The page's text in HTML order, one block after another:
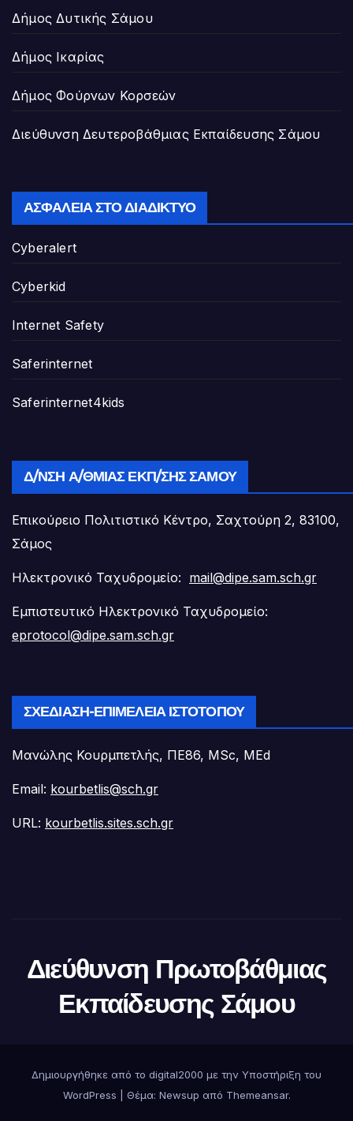
Δήμος Δυτικής Σάμου
Δήμος Ικαρίας
Δήμος Φούρνων Κορσεών
Διεύθυνση Δευτεροβάθμιας Εκπαίδευσης Σάμου
ΑΣΦΆΛΕΙΑ ΣΤΟ ΔΙΑΔΊΚΤΥΟ
Cyberalert
Cyberkid
Internet Safety
Saferinternet
Saferinternet4kids
Δ/ΝΣΗ Α/ΘΜΙΑΣ ΕΚΠ/ΣΗΣ ΣΆΜΟΥ
Επικούρειο Πολιτιστικό Κέντρο, Σαχτούρη 2, 83100,
Σάμος
Ηλεκτρονικό Ταχυδρομείο: mail@dipe.sam.sch.gr
Εμπιστευτικό Ηλεκτρονικό Ταχυδρομείο:
eprotocol@dipe.sam.sch.gr
ΣΧΕΔΊΑΣΗ-ΕΠΙΜΈΛΕΙΑ ΙΣΤΟΤΌΠΟΥ
Μανώλης Κουρμπετλής, ΠΕ86, MSc, MEd
Email: kourbetlis@sch.gr
URL: kourbetlis.sites.sch.gr
Διεύθυνση Πρωτοβάθμιας
Εκπαίδευσης Σάμου
Δημιουργήθηκε από το digital2000 με την Υποστήριξη του
WordPress
Θέμα: Newsup από Themeansar.